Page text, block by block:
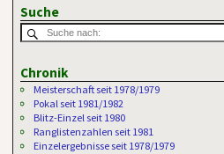
Suche
Chronik
Meisterschaft seit 1978/1979
Pokal seit 1981/1982
Blitz-Einzel seit 1980
Ranglistenzahlen seit 1981
Einzelergebnisse seit 1978/1979